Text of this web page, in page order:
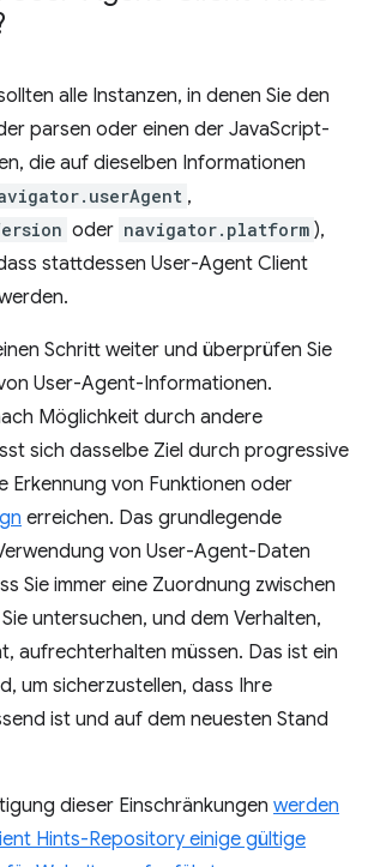
alle Instanzen, in denen Sie den
parsen oder einen der JavaScript-
die auf dieselben Informationen
,
oder navigator.platform ),
stattdessen User-Agent Client
Schritt weiter und überprüfen Sie
User-Agent-Informationen.
Möglichkeit durch andere
sich dasselbe Ziel durch progressive
Erkennung von Funktionen oder
erreichen. Das grundlegende
von User-Agent-Daten
Sie immer eine Zuordnung zwischen
untersuchen, und dem Verhalten,
aufrechterhalten müssen. Das ist ein
um sicherzustellen, dass Ihre
ist und auf dem neuesten Stand
dieser Einschränkungen werden
Hints-Repository einige gültige